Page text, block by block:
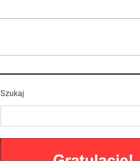
Szukaj